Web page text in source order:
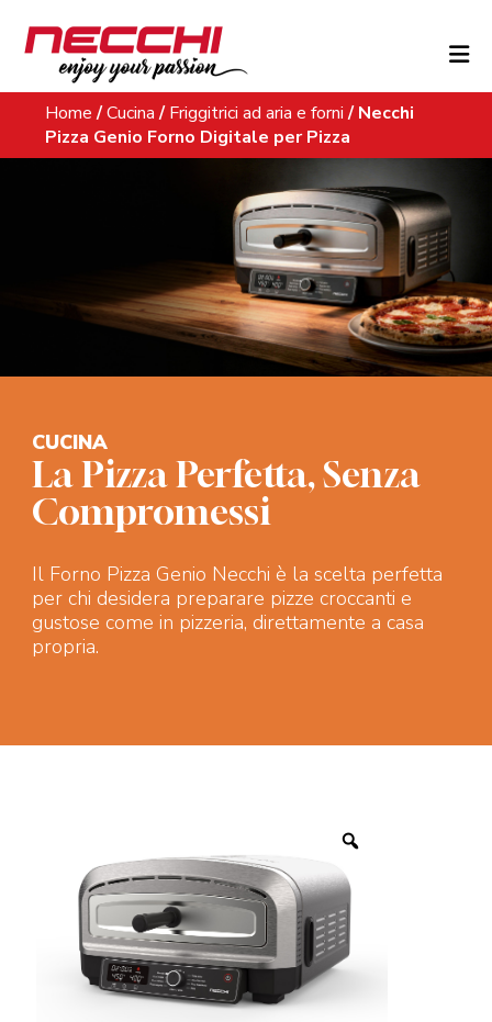
Home /Cucina / Friggitrici ad aria e forni /Necchi
Pizza Genio Forno Digitale per Pizza
CUCINA
La Pizza Perfetta, Senza
Compromessi
Il Forno Pizza Genio Necchi è la scelta perfetta
per chi desidera preparare pizze croccanti e
gustose come in pizzeria, direttamente a casa
propria.